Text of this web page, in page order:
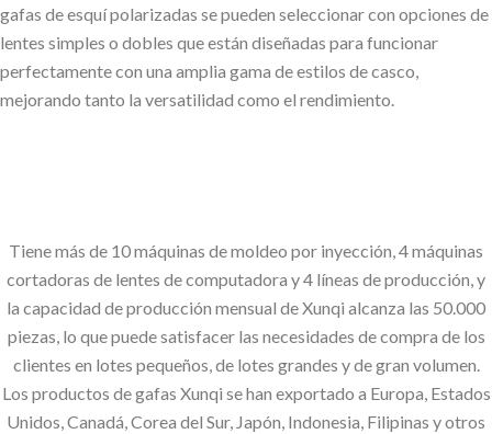
gafas de esquí polarizadas se pueden seleccionar con opciones de
lentes simples o dobles que están diseñadas para funcionar
perfectamente con una amplia gama de estilos de casco,
mejorando tanto la versatilidad como el rendimiento.
Tiene más de 10 máquinas de moldeo por inyección, 4 máquinas
cortadoras de lentes de computadora y 4 líneas de producción, y
la capacidad de producción mensual de Xunqi alcanza las 50.000
piezas, lo que puede satisfacer las necesidades de compra de los
clientes en lotes pequeños, de lotes grandes y de gran volumen.
Los productos de gafas Xunqi se han exportado a Europa, Estados
Unidos, Canadá, Corea del Sur, Japón, Indonesia, Filipinas y otros